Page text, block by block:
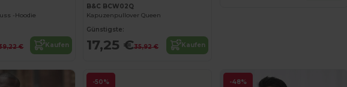
-Hoodie
€ Kaufen
B&C BCW02Q
Kapuzenpullover Queen
Günstigste:
17,25 €35,92 € Kaufen
-50% -48%